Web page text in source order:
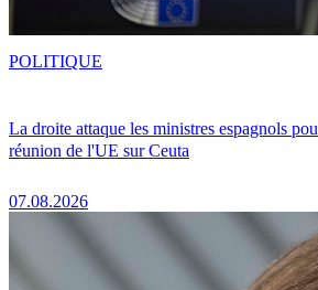
La droite attaque les ministres espagnols
réunion de l'UE sur Ceuta
07.08.2026
POLITIQUE